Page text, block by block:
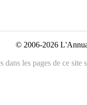
© 2006-2026
dans les pages de ce